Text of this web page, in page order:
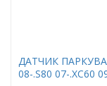
ДАТЧИК
08-.S80 07-.XC60